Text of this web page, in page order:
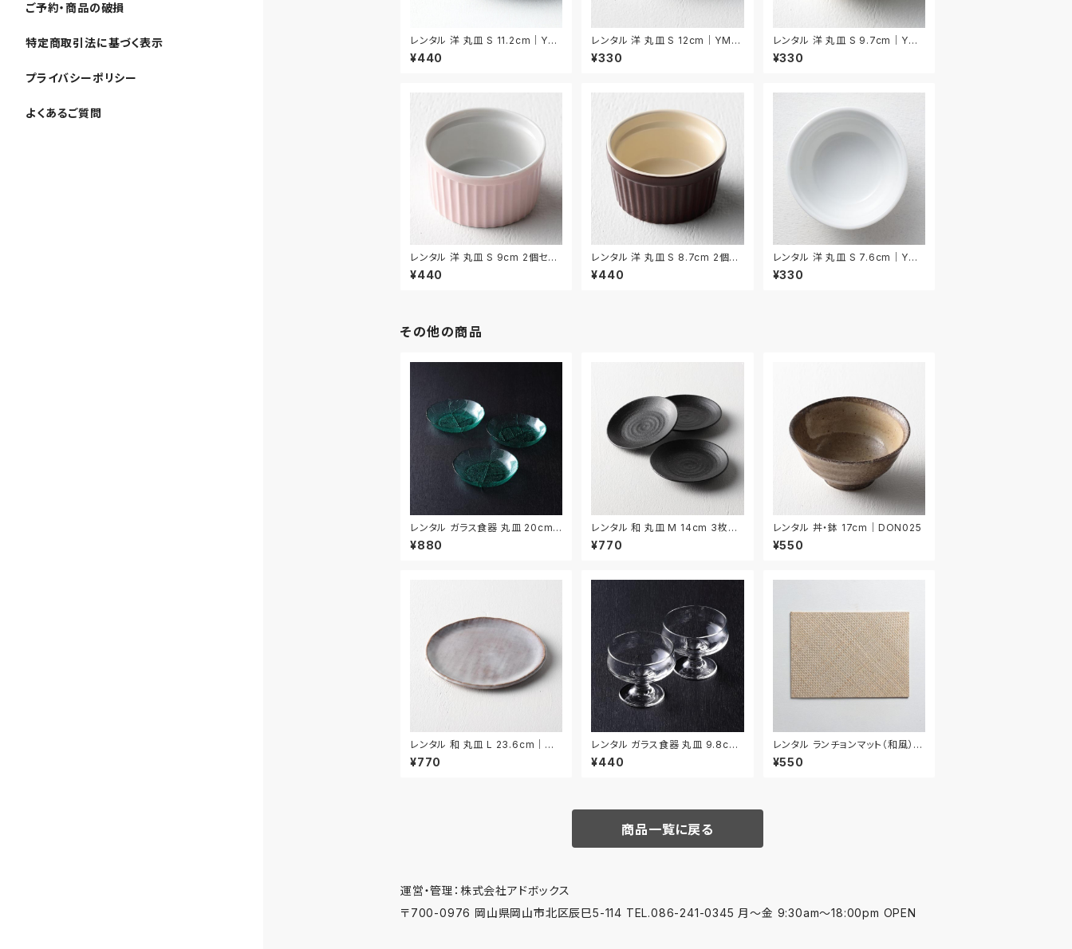
レンタル 洋 丸皿 S 11.2cm｜YM
S013
¥440
レンタル 洋 丸皿 S 12cm｜YMS
007
¥330
レンタル 洋 丸皿 S 9.7cm｜YMS
008
¥330
レンタル 洋 丸皿 S 9cm 2個セッ
ト｜YMS009
¥440
レンタル 洋 丸皿 S 8.7cm 2個セ
ット｜YMS010
¥440
レンタル 洋 丸皿 S 7.6cm｜YMS
011
¥330
その他の商品
レンタル ガラス食器 丸皿 20cm
3枚セット｜GLM022
¥880
レンタル 和 丸皿 M 14cm 3枚セ
ット｜WMM035
¥770
レンタル 丼・鉢 17cm｜DON025
¥550
レンタル 和 丸皿 L 23.6cm｜W
ML022
¥770
レンタル ガラス食器 丸皿 9.8cm
2枚セット｜GLM129
¥440
レンタル ランチョンマット（和風） 4
2.5cm｜MAW023
¥550
商品一覧に戻る
運営・管理：株式会社アドボックス
〒700-0976 岡山県岡山市北区辰巳5-114 TEL.086-241-0345 月〜金 9:30am〜18:00pm OPEN
ご予約・商品の破損
特定商取引法に基づく表示
プライバシーポリシー
よくあるご質問